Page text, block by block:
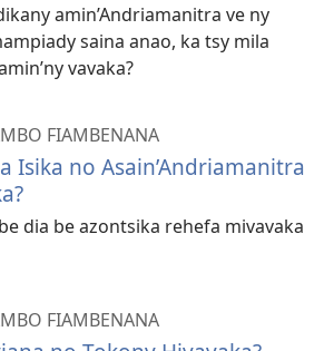
amin’Andriamanitra ve ny
saina anao, ka tsy mila
vavaka?
FIAMBENANA
Isika no Asain’Andriamanitra
dia be azontsika rehefa mivavaka
FIAMBENANA